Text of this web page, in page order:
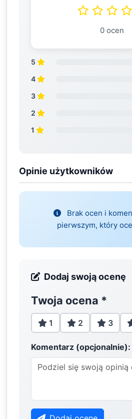
0 ocen
5
4
3
2
1
Opinie użytkowników
Brak ocen i
pierwszym, który
Dodaj swoją ocenę
Twoja ocena *
1 2 3
Komentarz (opcjonalnie):